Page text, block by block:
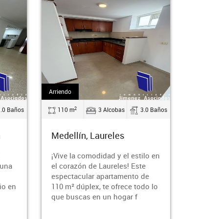
Baños
en
lo
Arriendo
65 m2 2 Alcobas 1.0 Baños
Medellín, Floresta
¿Buscas un refugio acogedor en
el corazón de Medellín?
Descubre este impresionante
apartamento en el barrio de
Floresta, donde la comodidad